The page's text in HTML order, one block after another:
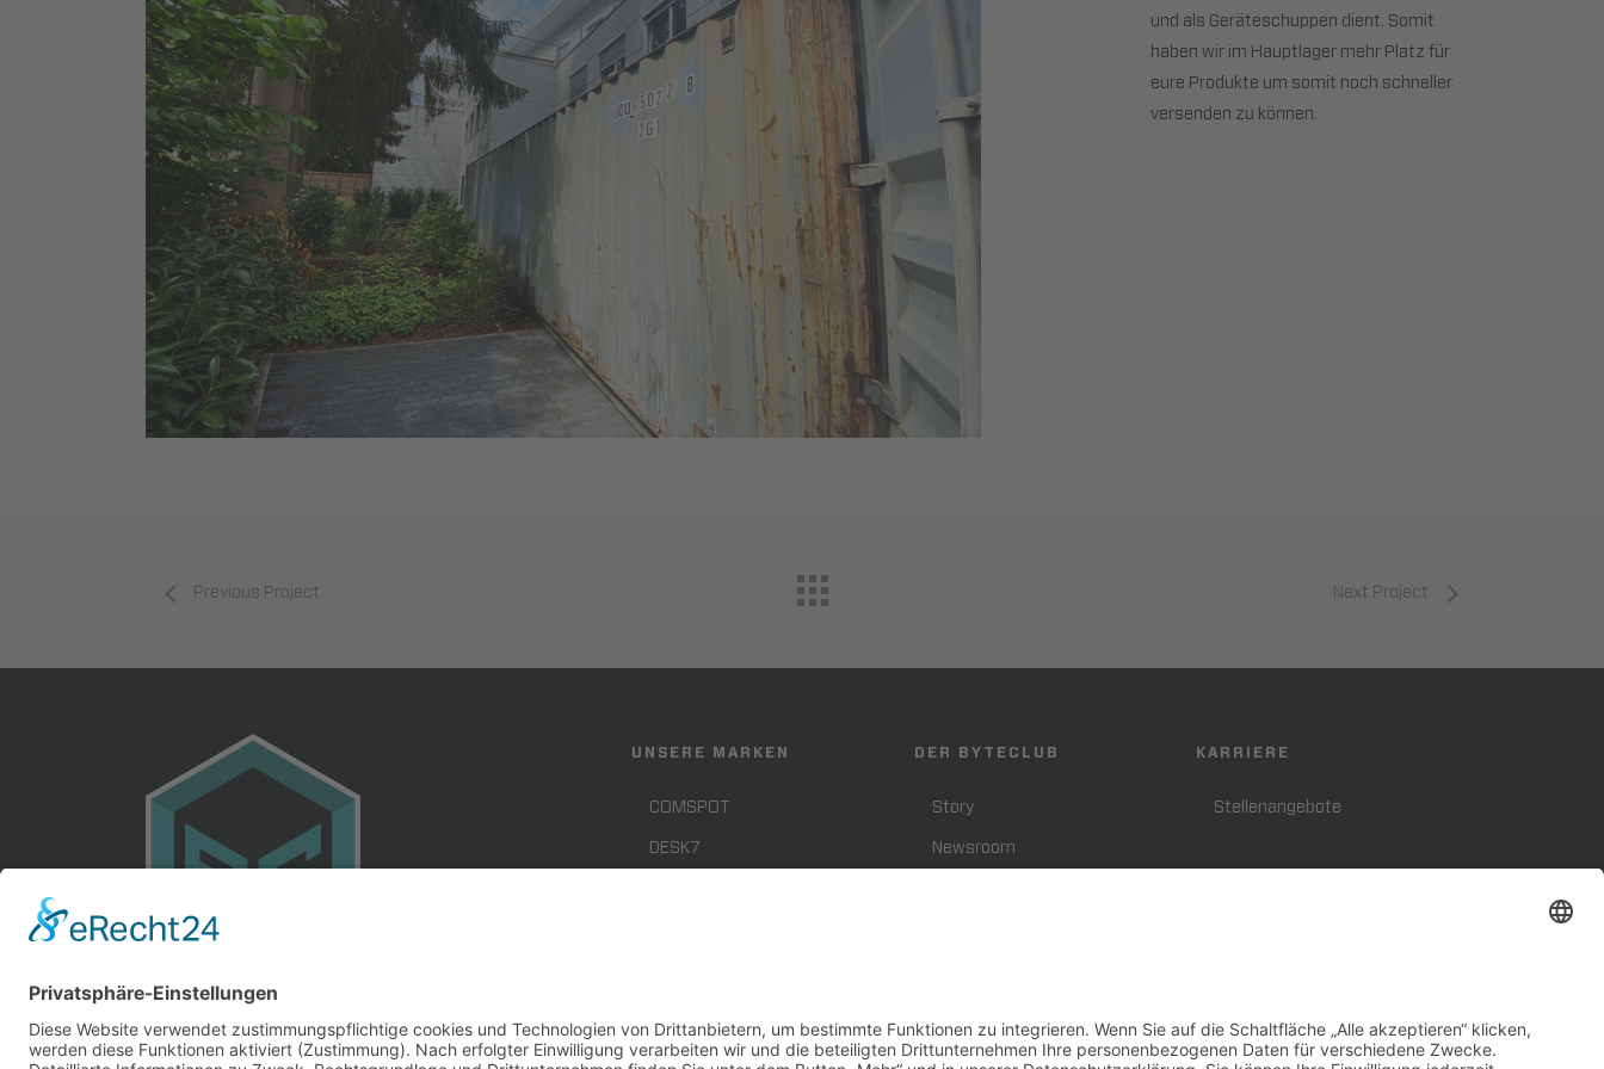
und als Geräteschuppen dient. Somit
haben wir im Hauptlager mehr Platz für
eure Produkte um somit noch schneller
versenden zu können.
Previous Project Next Project
UNSERE MARKEN
COMSPOT
DESK7
ATTEND
DER BYTECLUB
Story
Newsroom
Impressum
KARRIERE
Stellenangebote